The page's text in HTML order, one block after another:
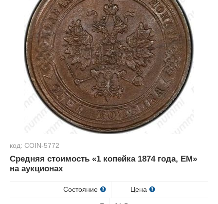
код: COIN-5772
Средняя стоимость «1 копейка 1874 года, ЕМ»
на аукционах
Состояние Цена